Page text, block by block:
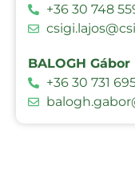
+36 30 748
BALOGH Gábor
+36 30 731